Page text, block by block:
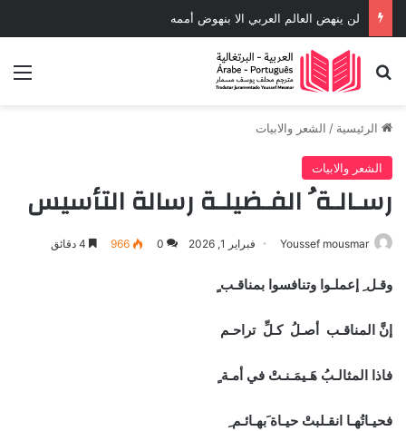
لن ينهض العالم العربي الا بنهوض أممه
بحث عن
الرئيسية / الشعر والابيات
الشعر والابيات
رسـالـة ُ الفـضيلـة رسالة التأسيس
Youssef mousmar فبراير 1, 2026 0
966
وقـل ِ إعملـوا وتنافسوا بمناقـب ٍ
إنَّ المناقـب أصـلُ كـلِّ تراحـم
فاذا المثالـبُ هَـيمَـنـتْ في أمـة ٍ
فحيـاتُهـا انقـلبتْ حيـاة َبهـائـم ِ